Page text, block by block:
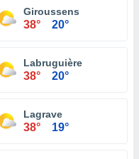
Giroussens
38° 20°
Labruguière
38° 20°
Lagrave
38° 19°